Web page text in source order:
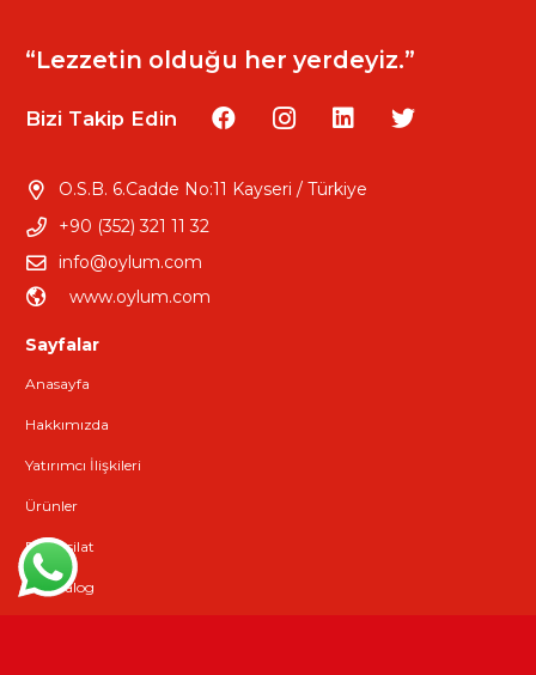
“Lezzetin olduğu her yerdeyiz.”
Bizi Takip Edin
O.S.B. 6.Cadde No:11 Kayseri / Türkiye
+90 (352) 321 11 32
info@oylum.com
www.oylum.com
Sayfalar
Anasayfa
Hakkımızda
Yatırımcı İlişkileri
Ürünler
E-Tahsilat
E-Katalog